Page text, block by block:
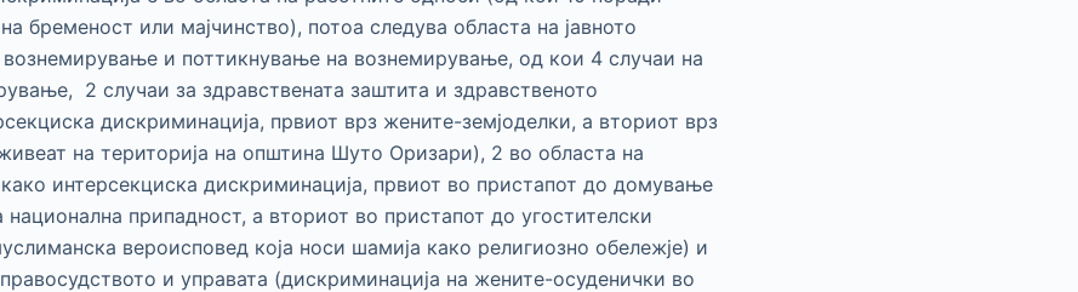
бременост или мајчинство), потоа следува областа на јавното
и поттикнување на вознемирување, од кои 4 случаи на
2 случаи за здравствената заштита и здравственото
дискриминација, првиот врз жените-земјоделки, а вториот врз
на територија на општина Шуто Оризари), 2 во областа на
интерсекциска дискриминација, првиот во пристапот до домување
припадност, а вториот во пристапот до угостителски
вероисповед која носи шамија како религиозно обележје) и
и управата (дискриминација на жените-осуденички во